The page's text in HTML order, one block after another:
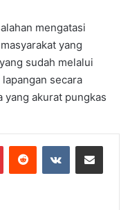
mengatasi
yang
sudah melalui
secara
yang akurat pungkas
PinterestReddit VKontakteShare via Email